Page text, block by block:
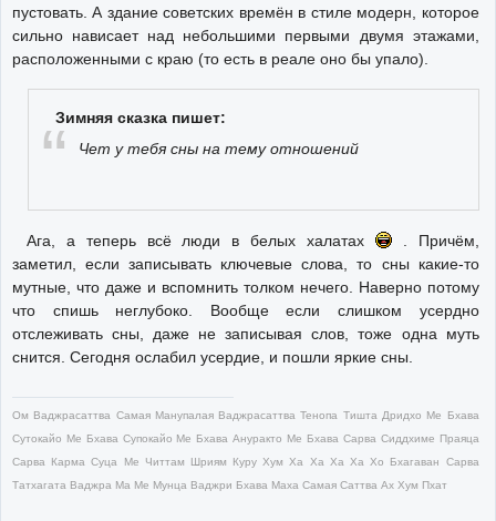
пустовать. А здание советских времён в стиле модерн, которое
сильно нависает над небольшими первыми двумя этажами,
расположенными с краю (то есть в реале оно бы упало).
Зимняя сказка пишет:
Чет у тебя сны на тему отношений
Ага, а теперь всё люди в белых халатах
. Причём,
заметил, если записывать ключевые слова, то сны какие-то
мутные, что даже и вспомнить толком нечего. Наверно потому
что спишь неглубоко. Вообще если слишком усердно
отслеживать сны, даже не записывая слов, тоже одна муть
снится. Сегодня ослабил усердие, и пошли яркие сны.
Ом Ваджрасаттва Самая Манупалая Ваджрасаттва Тенопа Тишта Дридхо Ме Бхава
Сутокайо Ме Бхава Супокайо Ме Бхава Ануракто Ме Бхава Сарва Сиддхиме Праяца
Сарва Карма Суца Ме Читтам Шриям Куру Хум Ха Ха Ха Ха Хо Бхагаван Сарва
Татхагата Ваджра Ма Ме Мунца Ваджри Бхава Маха Самая Саттва Ах Хум Пхат